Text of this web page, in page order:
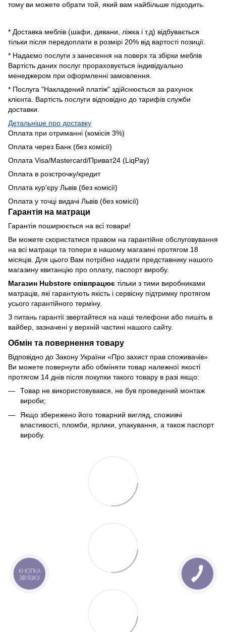
тому ви можете обрати той, який вам найбільше підходить.
* Доставка меблів (шафи, дивани, ліжка і т.д) відбувається
тільки після передоплати в розмірі 20% від вартості позиції.
* Надаємо послуги з занесення на поверх та збірки меблів
Вартість даних послуг прораховується індивідуально
менеджером при оформленні замовлення.
* Послуга "Накладений платіж" здійснюється за рахунок
клієнта. Вартість послуги відповідно до тарифів служби
доставки.
Детальніше про доставку
Оплата при отриманні (комісія 3%)
Оплата через Банк (без комісії)
Оплата Visa/Mastercard/Приват24 (LiqPay)
Оплата в розстрочку/кредит
Оплата кур'єру Львів (без комісії)
Оплата у точці видачі Львів (без комісії)
Гарантія на матраци
Гарантія поширюється на всі товари!
Ви можете скористатися правом на гарантійне обслуговування
на всі матраци та топери в нашому магазині протягом 18
місяців. Для цього Вам потрібно надати представнику нашого
магазину квитанцію про оплату, паспорт виробу.
Магазин Hubstore співпрацює тільки з тими виробниками
матраців, які гарантують якість і сервісну підтримку протягом
усього гарантійного терміну.
З питань гарантії звертайтеся на наші телефони або пишіть в
вайбер, зазначені у верхній частині нашого сайту.
Обмін та повернення товару
Відповідно до Закону України «Про захист прав споживачів»
Ви можете повернути або обміняти товар належної якості
протягом 14 днів після покупки такого товару в разі якщо:
Товар не використовувався, не був проведений монтаж
вироби;
Якщо збережено його товарний вигляд, споживчі
властивості, пломби, ярлики, упакування, а також паспорт
виробу.
КНОПКА
ЗВ'ЯЗКУ